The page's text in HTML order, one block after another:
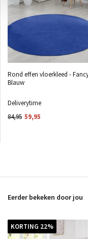
Rond effen vloerkleed -
Blauw
Deliverytime
84,95 59,95
Eerder bekeken door jou
KORTING 22%